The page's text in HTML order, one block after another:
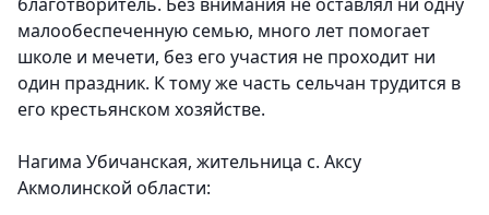
малообеспеченную семью, много лет помогает
школе и мечети, без его участия не проходит ни
один праздник. К тому же часть сельчан трудится в
его крестьянском хозяйстве.
Нагима Убичанская, жительница с. Аксу
Акмолинской области: